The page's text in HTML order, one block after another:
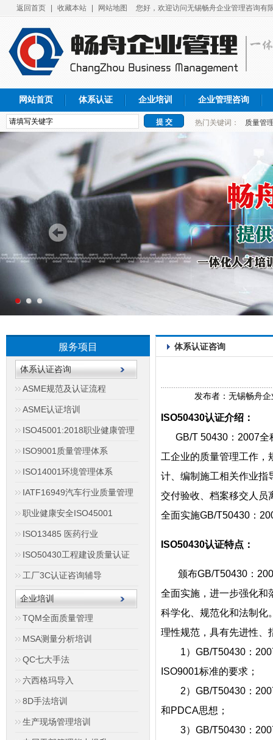
返回首页 收藏本站 网站地图 您好，欢迎访问无锡畅舟企业管理咨询有
网站首页 体系认证 企业培训 企业管理咨询
热门关键词： 质量管
服务项目
体系认证咨询
ASME规范及认证流程
ASME认证培训
ISO45001:2018职业健康管理
ISO9001质量管理体系
ISO14001环境管理体系
IATF16949汽车行业质量管理
职业健康安全ISO45001
ISO13485 医药行业
ISO50430工程建设质量认证
工厂3C认证咨询辅导
企业培训
TQM全面质量管理
MSA测量分析培训
QC七大手法
六西格玛导入
8D手法培训
生产现场管理培训
体系认证咨询
发布者：无锡畅舟
ISO50430认证介绍：
GB/T 50430：2007全
工企业的质量管理工作，
计、编制施工相关作业指
交付验收、档案移交人员
全面实施GB/T50430：
ISO50430认证特点：
颁布GB/T50430：
全面实施，进一步强化和
科学化、规范化和法制化
理性规范，具有先进性、
1）GB/T50430：2007
ISO9001标准的要求；
2）GB/T50430：2007
和PDCA思想；
3）GB/T50430：2007